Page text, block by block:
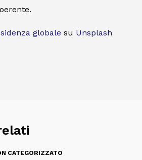
globale su Unsplash
CATEGORIZZATO